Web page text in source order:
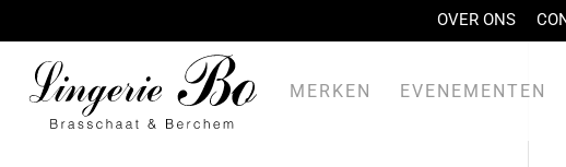
OVER ONS
MERKEN EVENEMENTEN